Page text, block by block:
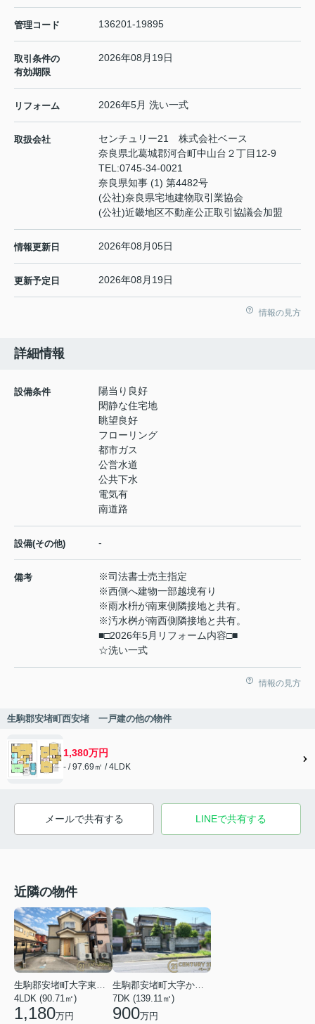
管理コード 136201-19895
取引条件の
有効期限
2026年08月19日
リフォーム 2026年5月 洗い一式
取扱会社
センチュリー21 株式会社ベース
奈良県北葛城郡河合町中山台２丁目12-9
TEL:0745-34-0021
奈良県知事 (1) 第4482号
(公社)奈良県宅地建物取引業協会
(公社)近畿地区不動産公正取引協議会加盟
情報更新日 2026年08月05日
更新予定日 2026年08月19日
情報の見方
詳細情報
設備条件
陽当り良好
閑静な住宅地
眺望良好
フローリング
都市ガス
公営水道
公共下水
電気有
南道路
設備(その他) -
備考
※司法書士売主指定
※西側へ建物一部越境有り
※雨水枡が南東側隣接地と共有。
※汚水桝が南西側隣接地と共有。
■□2026年5月リフォーム内容□■
☆洗い一式
情報の見方
生駒郡安堵町西安堵 一戸建の他の物件
1,380万円
- / 97.69㎡ / 4LDK
メールで共有する LINEで共有する
近隣の物件
生駒郡安堵町大字東安堵
4LDK (90.71㎡)
1,180万円
生駒郡安堵町大字かしの木台１丁目
7DK (139.11㎡)
900万円